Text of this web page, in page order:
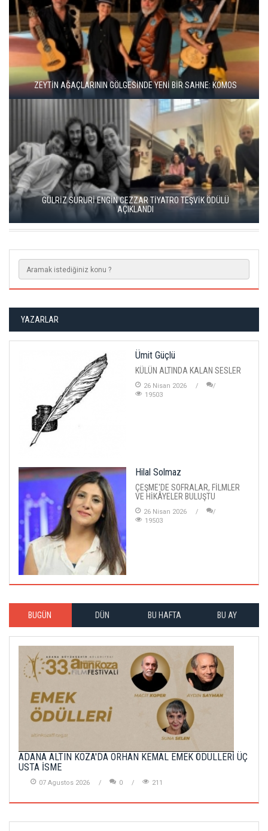
BBT’DE REKOR SEYİRCİ, YENİ REPERTUVAR
ALEX'İ OYNARKEN GENÇLİĞİMLE KARŞILAŞTIM
YAZARLAR
Ümit Güçlü
KÜLÜN ALTINDA KALAN SESLER
26 Nisan 2026
19503
Hilal Solmaz
ÇEŞME'DE SOFRALAR, FİLMLER
VE HİKÂYELER BULUŞTU
26 Nisan 2026
19503
BUGÜN DÜN BU HAFTA BU AY
ADANA ALTIN KOZA'DA ORHAN KEMAL EMEK ÖDÜLLERİ ÜÇ
USTA İSME
07 Agustos 2026 0 211